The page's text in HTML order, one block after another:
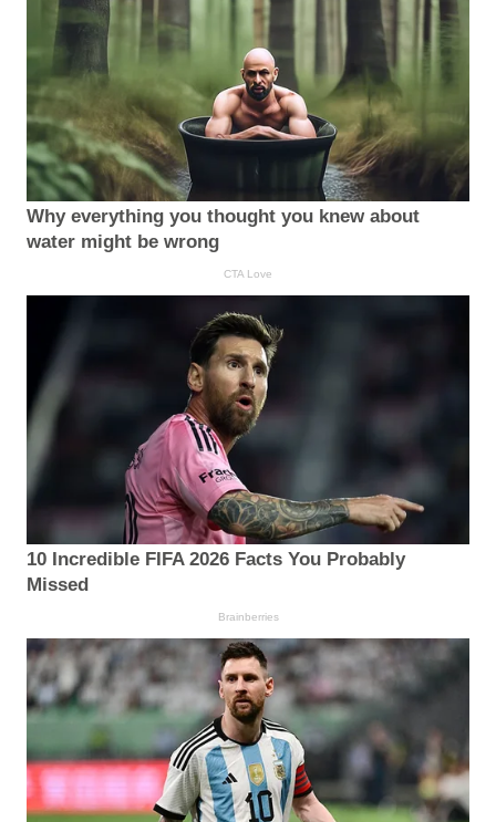
Why everything you thought you knew about
water might be wrong
CTA Love
10 Incredible FIFA 2026 Facts You Probably
Missed
Brainberries